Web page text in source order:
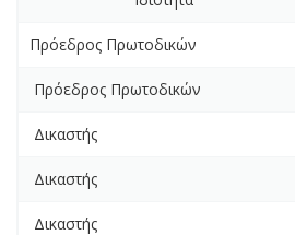
Πρόεδρος Πρωτοδικών
Πρόεδρος Πρωτοδικών
Δικαστής
Δικαστής
Δικαστής